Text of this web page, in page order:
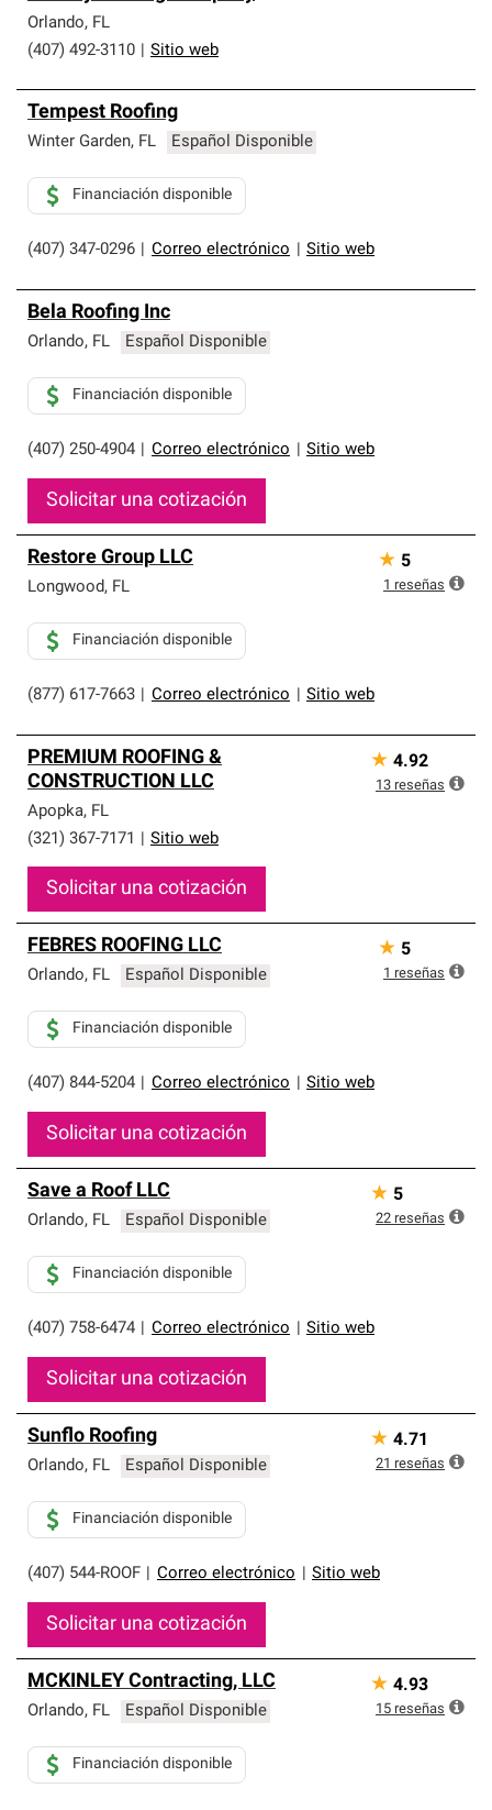
Orlando, FL
(407) 492-3110
Sitio web
Tempest Roofing
Winter Garden, FL Español Disponible
(407) 347-0296 Correo electrónico Sitio web
Financiación disponible
Bela Roofing Inc
Orlando, FL Español Disponible
(407) 250-4904 Correo electrónico Sitio web
Financiación disponible
Solicitar una cotización
Restore Group LLC
Longwood, FL
(877) 617-7663 Correo electrónico Sitio web
Financiación disponible
★ 5
1 reseñas
PREMIUM ROOFING &
CONSTRUCTION LLC
Apopka, FL
(321) 367-7171
Sitio web
Solicitar una cotización
★ 4.92
13 reseñas
FEBRES ROOFING LLC
Orlando, FL Español Disponible
(407) 844-5204 Correo electrónico Sitio web
Financiación disponible
Solicitar una cotización
★ 5
1 reseñas
Save a Roof LLC
Orlando, FL Español Disponible
(407) 758-6474 Correo electrónico Sitio web
Financiación disponible
Solicitar una cotización
★ 5
22 reseñas
Sunflo Roofing
Orlando, FL Español Disponible
(407) 544-ROOF Correo electrónico Sitio web
Financiación disponible
Solicitar una cotización
★ 4.71
21 reseñas
MCKINLEY Contracting, LLC
Orlando, FL Español Disponible
Financiación disponible
★ 4.93
15 reseñas